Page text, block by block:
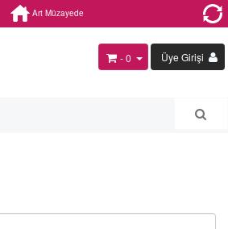
Art Müzayede
Üye Girişi
- 0